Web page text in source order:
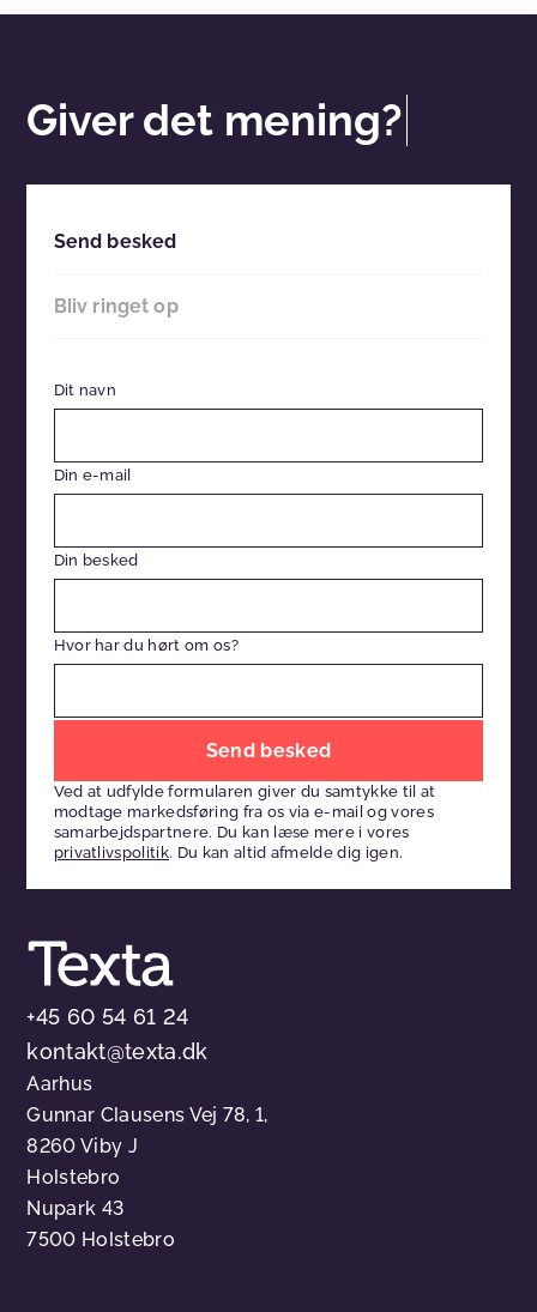
Giver det mening?
Send besked
Bliv ringet op
Dit navn
Din e-mail
Din besked
Hvor har du hørt om os?
dette
felt
tomt
Ved at udfylde formularen giver du samtykke til at
modtage markedsføring fra os via e-mail og vores
samarbejdspartnere. Du kan læse mere i vores
privatlivspolitik. Du kan altid afmelde dig igen.
+45 60 54 61 24
kontakt@texta.dk
Aarhus
Gunnar Clausens Vej 78, 1,
8260 Viby J
Holstebro
Nupark 43
7500 Holstebro